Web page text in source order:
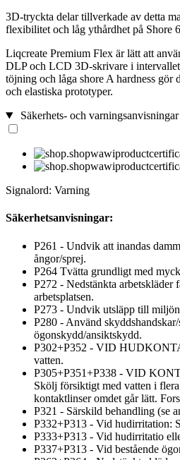
3D-tryckta delar tillverkade av detta
flexibilitet och låg ythårdhet på Shore
Liqcreate Premium Flex är lätt att
DLP och LCD 3D-skrivare i
töjning och låga shore A hardness gör
och elastiska prototyper.
Säkerhets- och varningsanvisningar
Signalord: Varning
Säkerhetsanvisningar:
P261 - Undvik att inandas
ångor/sprej.
P264 Tvätta grundligt med
P272 - Nedstänkta arbetskläder
arbetsplatsen.
P273 - Undvik utsläpp till
P280 - Använd
ögonskydd/ansiktskydd.
P302+P352 - VID
vatten.
P305+P351+P338 - VID
Skölj försiktigt med vatten i
kontaktlinser omdet går lätt.
P321 - Särskild behandling (se
P332+P313 - Vid hudirritation:
P333+P313 - Vid hudirritatio
P337+P313 - Vid bestående